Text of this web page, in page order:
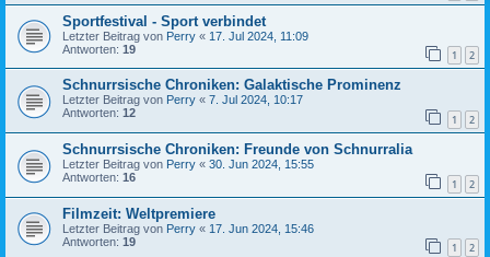
Sportfestival - Sport verbindet
Letzter Beitrag von Perry « 17. Jul 2024, 11:09
Antworten: 19 1 2
Schnurrsische Chroniken: Galaktische Prominenz
Letzter Beitrag von Perry « 7. Jul 2024, 10:17
Antworten: 12 1 2
Schnurrsische Chroniken: Freunde von Schnurralia
Letzter Beitrag von Perry « 30. Jun 2024, 15:55
Antworten: 16 1 2
Filmzeit: Weltpremiere
Letzter Beitrag von Perry « 17. Jun 2024, 15:46
Antworten: 19 1 2